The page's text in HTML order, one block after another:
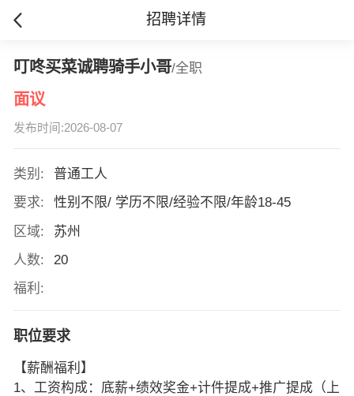
招聘详情
叮咚买菜诚聘骑手小哥/全职
面议
发布时间:2026-08-07
类别:
普通工人
要求:
性别不限/ 学历不限/经验不限/年龄18-45
区域:
苏州
人数:
20
福利:
职位要求
【薪酬福利】
1、工资构成：底薪+绩效奖金+计件提成+推广提成（上